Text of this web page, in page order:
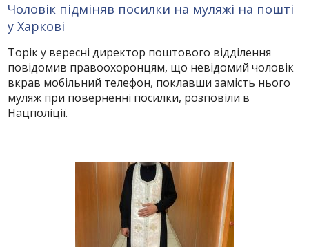
Чоловік підміняв посилки на муляжі на пошті
у Харкові
Торік у вересні директор поштового відділення
повідомив правоохоронцям, що невідомий чоловік
вкрав мобільний телефон, поклавши замість нього
муляж при поверненні посилки, розповіли в
Нацполіції.